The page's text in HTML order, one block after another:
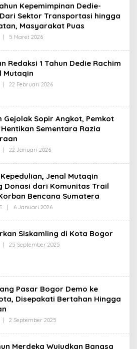
Kepemimpinan Dedie-
Sektor Transportasi hingga
Masyarakat Puas
5 Maret 2026Oleh
Redaksi 1 Tahun Dedie Rachim
Mutaqin
22 Februari 2026Oleh
Gejolak Sopir Angkot, Pemkot
Sementara Razia
22 Januari 2026Oleh
Jenal Mutaqin
Donasi dari Komunitas Trail
Bencana Sumatera
6 Januari 2026Oleh
Siskamling di Kota Bogor
25 September 2025
Pasar Bogor Demo ke
Disepakati Bertahan Hingga
2 September 2025
Merdeka Wujudkan Bangsa